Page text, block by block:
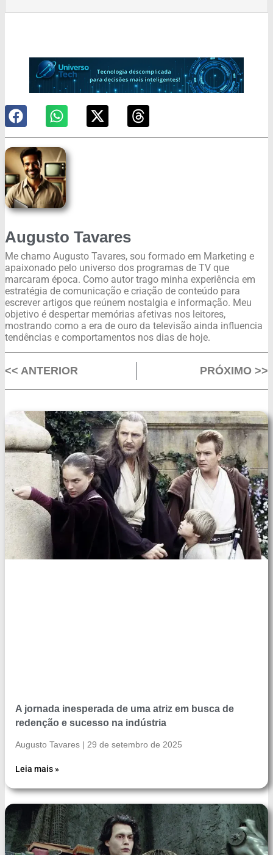
Augusto Tavares
Me chamo Augusto Tavares, sou formado em Marketing e
apaixonado pelo universo dos programas de TV que
marcaram época. Como autor trago minha experiência em
estratégia de comunicação e criação de conteúdo para
escrever artigos que reúnem nostalgia e informação. Meu
objetivo é despertar memórias afetivas nos leitores,
mostrando como a era de ouro da televisão ainda influencia
tendências e comportamentos nos dias de hoje.
<< ANTERIOR PRÓXIMO >>
A jornada inesperada de uma atriz em busca de
redenção e sucesso na indústria
Augusto Tavares 29 de setembro de 2025
Leia mais »